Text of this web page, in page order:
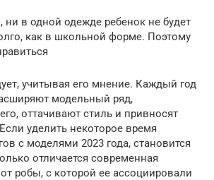
в одной одежде ребенок не будет
как в школьной форме. Поэтому
учитывая его мнение. Каждый год
модельный ряд,
оттачивают стиль и привносят
уделить некоторое время
с моделями 2023 года, становится
отличается современная
робы, с которой ее ассоциировали